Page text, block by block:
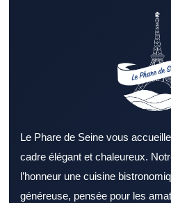
Le Phare de Seine vous
cadre élégant et chaleureux.
l’honneur une cuisine
généreuse, pensée pour les